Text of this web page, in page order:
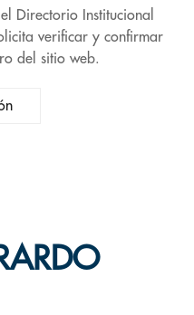
Directorio Institucional
verificar y confirmar
del sitio web.